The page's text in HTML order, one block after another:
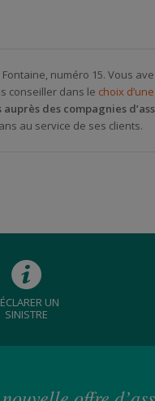
numéro 15. Vous
conseiller dans le choix
des compagnies
au service de ses clients.
UN
SINISTRE